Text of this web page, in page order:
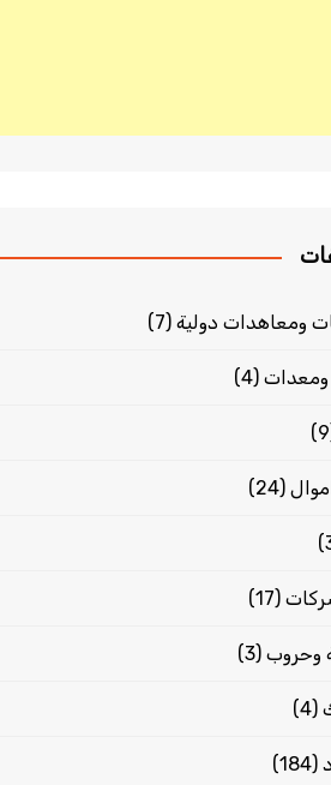
ومعاهدات دولية (7)
ومعدات (4)
(24)
(17)
وحروب (3)
(4)
(184)